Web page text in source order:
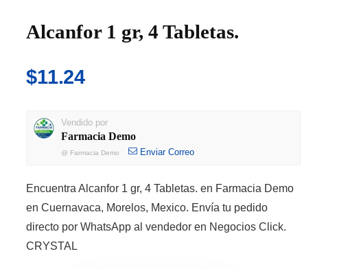
Alcanfor 1 gr, 4 Tabletas.
$11.24
Vendido por
Farmacia Demo
@ Farmacia Demo Enviar Correo
Encuentra Alcanfor 1 gr, 4 Tabletas. en Farmacia Demo
en Cuernavaca, Morelos, Mexico. Envía tu pedido
directo por WhatsApp al vendedor en Negocios Click.
CRYSTAL